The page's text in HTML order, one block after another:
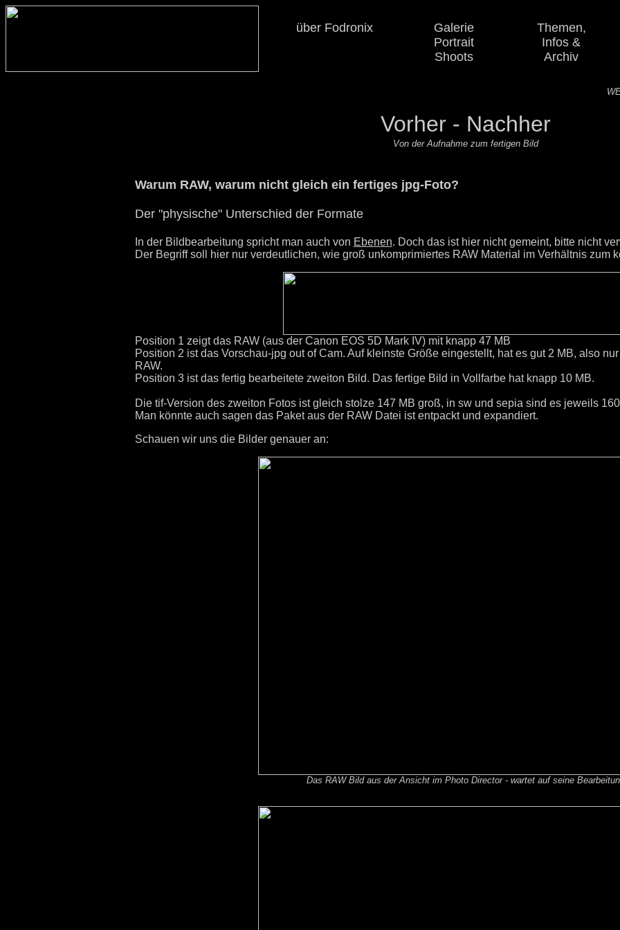
über Fodronix
Galerie
Portrait
Shoots
Themen,
Infos &
Archiv
Vorher - Nachher
Von der Aufnahme zum fertigen Bild
Warum RAW, warum nicht gleich ein fertiges jpg-Foto?
Der "physische" Unterschied der Formate
In der Bildbearbeitung spricht man auch von Ebenen. Doch das ist hier nicht gemeint, bitte nicht
Der Begriff soll hier nur verdeutlichen, wie groß unkomprimiertes RAW Material im Verhältnis zum
Position 1 zeigt das RAW (aus der Canon EOS 5D Mark IV) mit knapp 47 MB
Position 2 ist das Vorschau-jpg out of Cam. Auf kleinste Größe eingestellt, hat es gut 2 MB, also
RAW.
Position 3 ist das fertig bearbeitete zweiton Bild. Das fertige Bild in Vollfarbe hat knapp 10 MB.
Die tif-Version des zweiton Fotos ist gleich stolze 147 MB groß, in sw und sepia sind es jeweils
Man könnte auch sagen das Paket aus der RAW Datei ist entpackt und expandiert.
Schauen wir uns die Bilder genauer an:
Das RAW Bild aus der Ansicht im Photo Director - wartet auf seine